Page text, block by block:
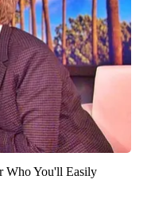
Who You'll Easily